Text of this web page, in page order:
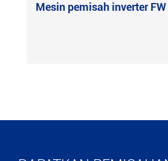
Mesin pemisah inverter FW